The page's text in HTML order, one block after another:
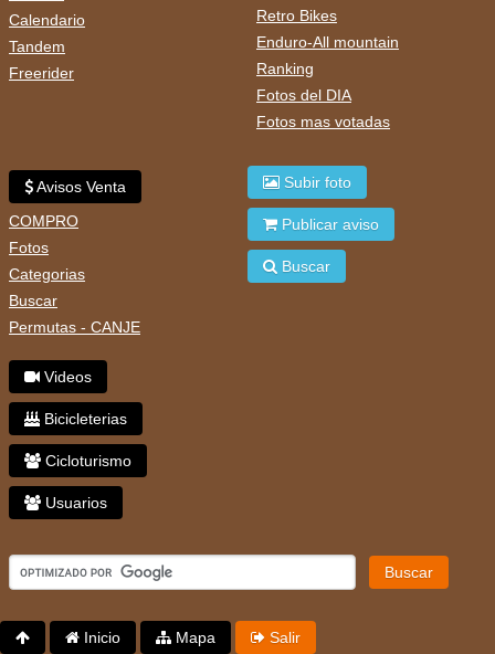
Calendario
Tandem
Freerider
Retro Bikes
Enduro-All mountain
Ranking
Fotos del DIA
Fotos mas votadas
Avisos Venta
COMPRO
Fotos
Categorias
Buscar
Permutas - CANJE
Videos
Bicicleterias
Cicloturismo
Usuarios
Subir foto
Publicar aviso
Buscar
Buscar
Inicio Mapa Salir